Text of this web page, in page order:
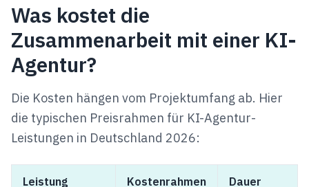
Was kostet die
Zusammenarbeit mit einer KI-
Agentur?
Die Kosten hängen vom Projektumfang ab. Hier
die typischen Preisrahmen für KI-Agentur-
Leistungen in Deutschland 2026:
Leistung Kostenrahmen Dauer